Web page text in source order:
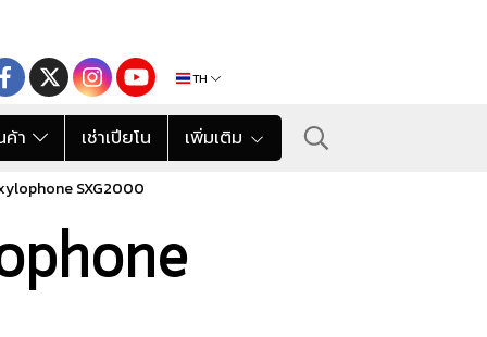
TH
ค้า เช่าเปียโน เพิ่มเติม
SXG2000